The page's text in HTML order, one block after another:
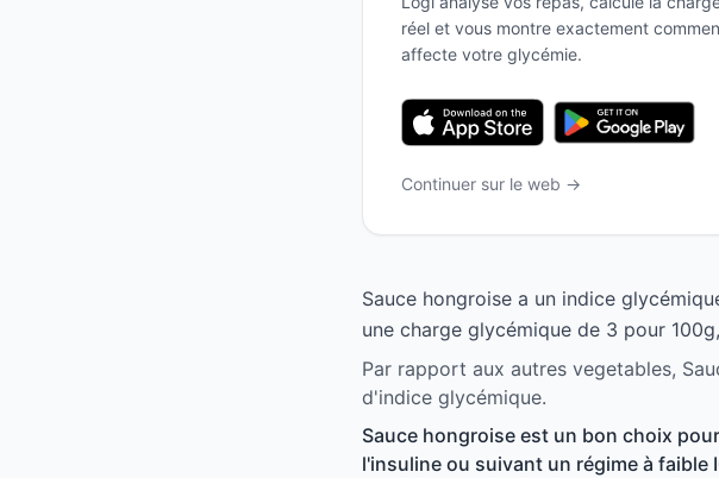
réel et vous montre exactement
affecte votre glycémie.
Continuer sur le web →
Sauce hongroise a un indice
une charge glycémique de 3 pour
Par rapport aux autres vegetables,
d'indice glycémique.
Sauce hongroise est un bon choix
l'insuline ou suivant un régime à faible